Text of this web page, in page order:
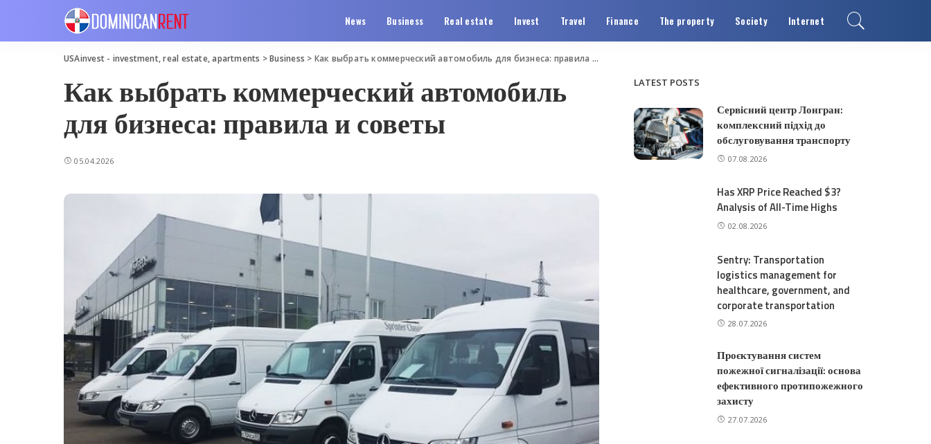
News Business Real estate Invest Travel Finance The property Society Internet
USAinvest - investment, real estate, apartments >Business > Как выбрать коммерческий автомобиль для бизнеса: правила и советы
Как выбрать коммерческий автомобиль
для бизнеса: правила и советы
05.04.2026
LATEST POSTS
Сервісний центр Лонгран:
комплексний підхід до
обслуговування транспорту
07.08.2026
Has XRP Price Reached $3?
Analysis of All-Time Highs
02.08.2026
Sentry: Transportation
logistics management for
healthcare, government, and
corporate transportation
28.07.2026
Проєктування систем
пожежної сигналізації: основа
ефективного протипожежного
захисту
27.07.2026